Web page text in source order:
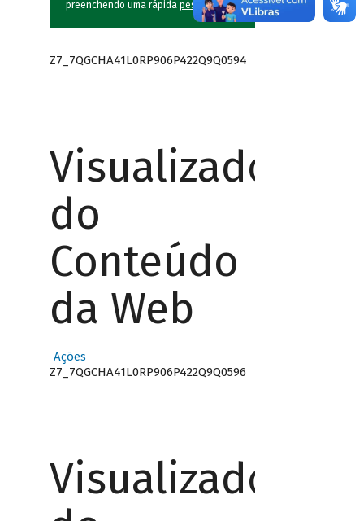
preenchendo uma rápida pesquisa.
Z7_7QGCHA41L0RP906P422Q9Q0594
Visualizador
do
Conteúdo
da Web
Ações
Z7_7QGCHA41L0RP906P422Q9Q0596
Visualizador